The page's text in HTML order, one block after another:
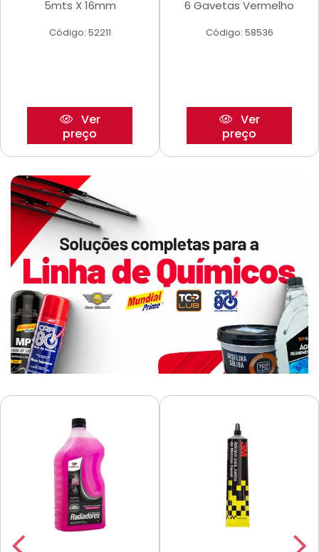
5mts X 16mm
Código: 52211
Ver
preço
6 Gavetas Vermelho
Código: 58536
Ver
preço